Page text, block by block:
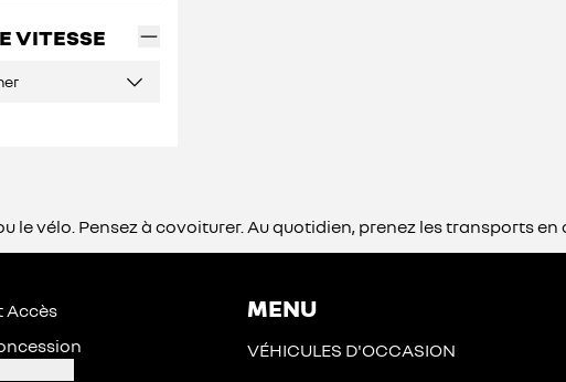
VITESSE
le vélo. Pensez à covoiturer. Au quotidien, prenez les transports
Accès
MENU
VÉHICULES D'OCCASION